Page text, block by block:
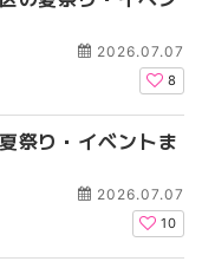
2026.07.07
8
祭り・イベントま
2026.07.07
10